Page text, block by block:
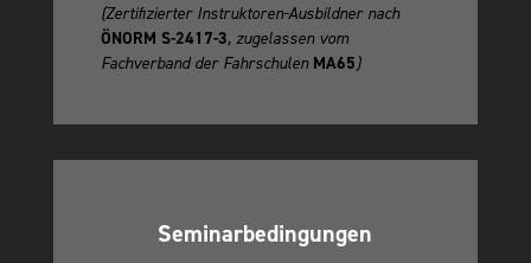
(Zertifizierter Instruktoren-Ausbildner nach
ÖNORM S-2417-3, zugelassen vom
Fachverband der Fahrschulen MA65)
Seminarbedingungen